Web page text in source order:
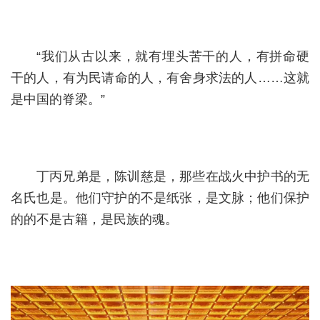
“我们从古以来，就有埋头苦干的人，有拼命硬
干的人，有为民请命的人，有舍身求法的人……这就
是中国的脊梁。”
丁丙兄弟是，陈训慈是，那些在战火中护书的无
名氏也是。他们守护的不是纸张，是文脉；他们保护
的的不是古籍，是民族的魂。